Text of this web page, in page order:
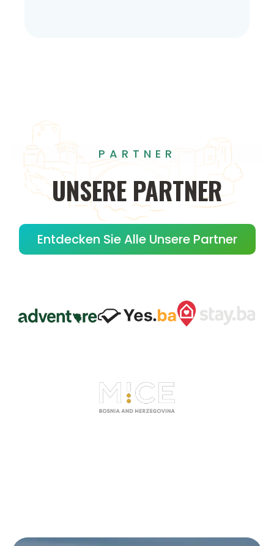
PARTNER
UNSERE PARTNER
Entdecken Sie Alle Unsere Partner